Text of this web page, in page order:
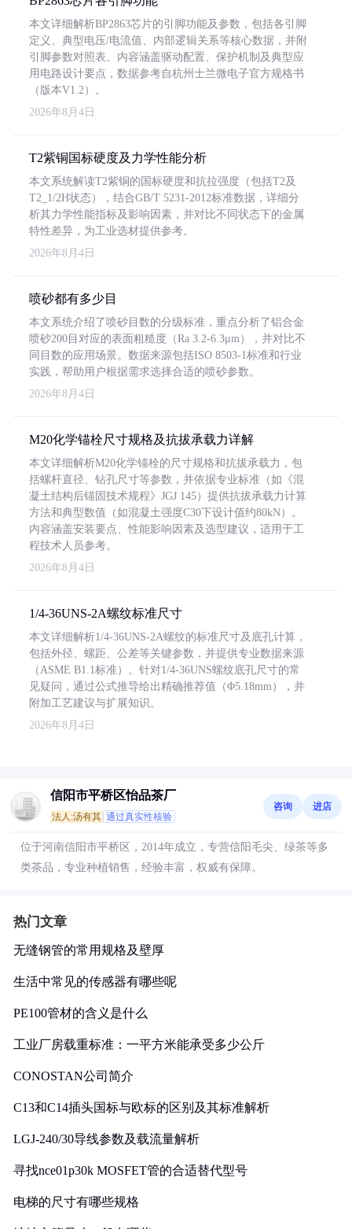
本文详细解析BP2863芯片的引脚功能及参数，包括各引脚
定义、典型电压/电流值、内部逻辑关系等核心数据，并附
引脚参数对照表。内容涵盖驱动配置、保护机制及典型应
用电路设计要点，数据参考自杭州士兰微电子官方规格书
（版本V1.2）。
2026年8月4日
T2紫铜国标硬度及力学性能分析
本文系统解读T2紫铜的国标硬度和抗拉强度（包括T2及
T2_1/2H状态），结合GB/T 5231-2012标准数据，详细分
析其力学性能指标及影响因素，并对比不同状态下的金属
特性差异，为工业选材提供参考。
2026年8月4日
喷砂都有多少目
本文系统介绍了喷砂目数的分级标准，重点分析了铝合金
喷砂200目对应的表面粗糙度（Ra 3.2-6.3μm），并对比不
同目数的应用场景。数据来源包括ISO 8503-1标准和行业
实践，帮助用户根据需求选择合适的喷砂参数。
2026年8月4日
M20化学锚栓尺寸规格及抗拔承载力详解
本文详细解析M20化学锚栓的尺寸规格和抗拔承载力，包
括螺杆直径、钻孔尺寸等参数，并依据专业标准（如《混
凝土结构后锚固技术规程》JGJ 145）提供抗拔承载力计算
方法和典型数值（如混凝土强度C30下设计值约80kN）。
内容涵盖安装要点、性能影响因素及选型建议，适用于工
程技术人员参考。
2026年8月4日
1/4-36UNS-2A螺纹标准尺寸
本文详细解析1/4-36UNS-2A螺纹的标准尺寸及底孔计算，
包括外径、螺距、公差等关键参数，并提供专业数据来源
（ASME B1.1标准）。针对1/4-36UNS螺纹底孔尺寸的常
见疑问，通过公式推导给出精确推荐值（Φ5.18mm），并
附加工艺建议与扩展知识。
2026年8月4日
信阳市平桥区怡品茶厂
法人:汤有其 通过真实性核验
咨询 进店
位于河南信阳市平桥区，2014年成立，专营信阳毛尖、绿茶等多
类茶品，专业种植销售，经验丰富，权威有保障。
热门文章
无缝钢管的常用规格及壁厚
生活中常见的传感器有哪些呢
PE100管材的含义是什么
工业厂房载重标准：一平方米能承受多少公斤
CONOSTAN公司简介
C13和C14插头国标与欧标的区别及其标准解析
LGJ-240/30导线参数及载流量解析
寻找nce01p30k MOSFET管的合适替代型号
电梯的尺寸有哪些规格